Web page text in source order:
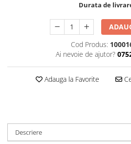
Durata de
Cod Produs:
Ai nevoie de ajutor?
Adauga la Favorite
Descriere